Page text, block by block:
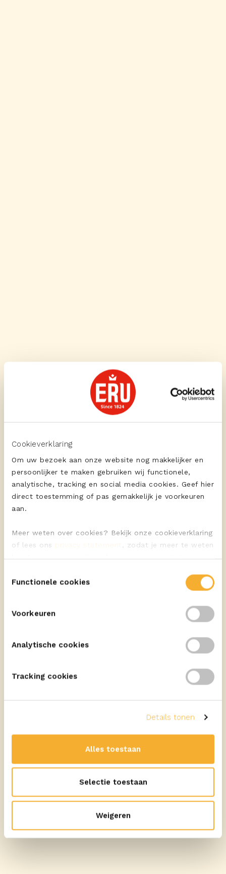
Cookieverklaring
Om uw bezoek aan onze website nog makkelijker en
persoonlijker te maken gebruiken wij functionele,
analytische, tracking en social media cookies. Geef hier
direct toestemming of pas gemakkelijk je voorkeuren
aan.
Meer weten over cookies? Bekijk onze cookieverklaring
of lees ons privacy statement
, zodat je meer te weten
Functionele cookies
Voorkeuren
Analytische cookies
Tracking cookies
Details tonen
Alles toestaan
Selectie toestaan
Weigeren